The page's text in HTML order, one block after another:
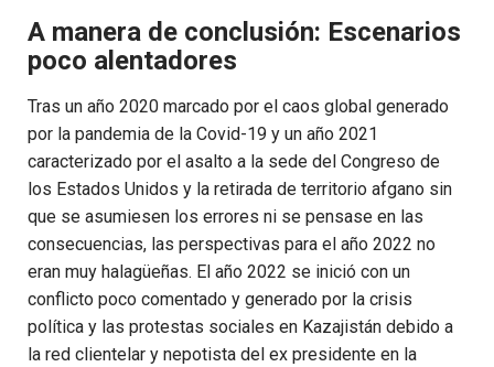
A manera de conclusión: Escenarios
poco alentadores
Tras un año 2020 marcado por el caos global generado
por la pandemia de la Covid-19 y un año 2021
caracterizado por el asalto a la sede del Congreso de
los Estados Unidos y la retirada de territorio afgano sin
que se asumiesen los errores ni se pensase en las
consecuencias, las perspectivas para el año 2022 no
eran muy halagüeñas. El año 2022 se inició con un
conflicto poco comentado y generado por la crisis
política y las protestas sociales en Kazajistán debido a
la red clientelar y nepotista del ex presidente en la